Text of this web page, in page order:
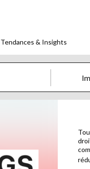
Tendances & Insights